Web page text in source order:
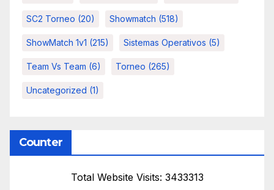
SC2 Torneo (20) Showmatch (518)
ShowMatch 1v1 (215) Sistemas Operativos (5)
Team Vs Team (6) Torneo (265)
Uncategorized (1)
Counter
Total Website Visits: 3433313